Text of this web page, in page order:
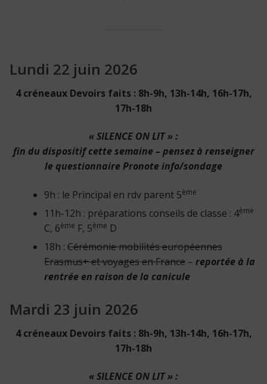
Lundi 22 juin 2026
4 créneaux Devoirs faits : 8h-9h, 13h-14h, 16h-17h,
17h-18h
« SILENCE ON LIT » :
fin du dispositif cette semaine – pensez à renseigner
le questionnaire Pronote info/sondage
9h : le Principal en rdv parent 5ème
11h-12h : préparations conseils de classe : 4ème
C, 6ème F, 5ème D
18h : Cérémonie mobilités européennes
Erasmus+ et voyages en France– reportée à la
rentrée en raison de la canicule
Mardi 23 juin 2026
4 créneaux Devoirs faits : 8h-9h, 13h-14h, 16h-17h,
17h-18h
« SILENCE ON LIT » :